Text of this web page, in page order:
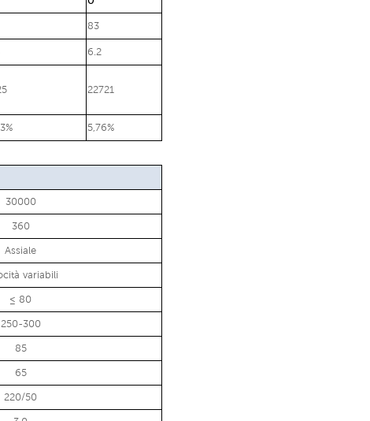
83
6.2
22721
5,76%
30000
360
Assiale
variabili
≤ 80
250-300
85
65
220/50